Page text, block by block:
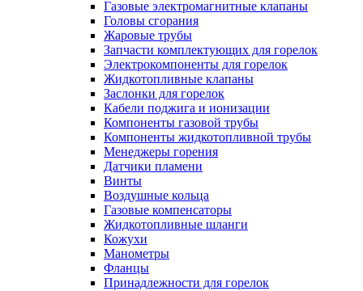
Газовые электромагнитные клапаны
Головы сгорания
Жаровые трубы
Запчасти комплектующих для горелок
Электрокомпоненты для горелок
Жидкотопливные клапаны
Заслонки для горелок
Кабели поджига и ионизации
Компоненты газовой трубы
Компоненты жидкотопливной трубы
Менеджеры горения
Датчики пламени
Винты
Воздушные кольца
Газовые компенсаторы
Жидкотопливные шланги
Кожухи
Манометры
Фланцы
Принадлежности для горелок